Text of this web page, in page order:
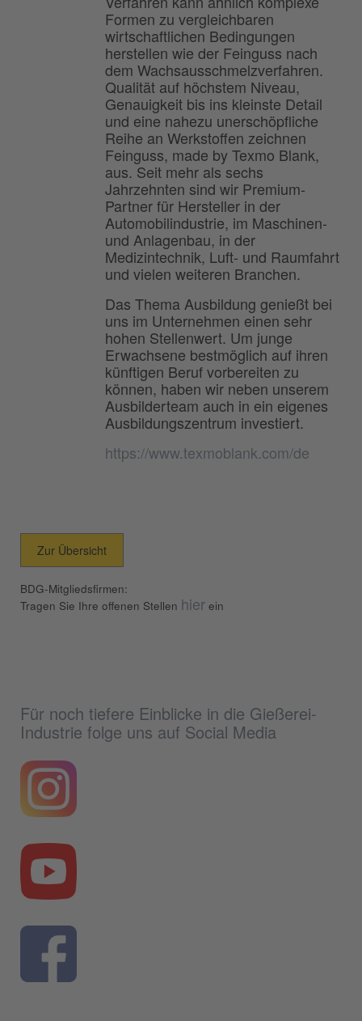
Formen zu vergleichbaren
wirtschaftlichen Bedingungen
herstellen wie der Feinguss nach
dem Wachsausschmelzverfahren.
Qualität auf höchstem Niveau,
Genauigkeit bis ins kleinste Detail
und eine nahezu unerschöpfliche
Reihe an Werkstoffen zeichnen
Feinguss, made by Texmo Blank,
aus. Seit mehr als sechs
Jahrzehnten sind wir Premium-
Partner für Hersteller in der
Automobilindustrie, im Maschinen-
und Anlagenbau, in der
Medizintechnik, Luft- und Raumfahrt
und vielen weiteren Branchen.
Das Thema Ausbildung genießt bei
uns im Unternehmen einen sehr
hohen Stellenwert. Um junge
Erwachsene bestmöglich auf ihren
künftigen Beruf vorbereiten zu
können, haben wir neben unserem
Ausbilderteam auch in ein eigenes
Ausbildungszentrum investiert.
https://www.texmoblank.com/de
Zur Übersicht
BDG-Mitgliedsfirmen:
Tragen Sie Ihre offenen Stellen hier ein
Für noch tiefere Einblicke in die Gießerei-
Industrie folge uns auf Social Media